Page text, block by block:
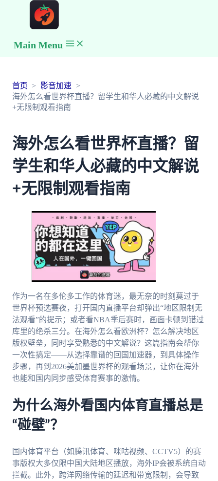
Main Menu
首页
影音加速
海外怎么看世界杯直播？留学生和华人必藏的中文解说
+无限制观看指南
海外怎么看世界杯直播？留
学生和华人必藏的中文解说
+无限制观看指南
作为一名在多伦多工作的体育迷，最无奈的时刻莫过于
世界杯预选赛夜，打开国内直播平台却弹出“地区限制无
法观看”的提示；或者看NBA季后赛时，画面卡顿到错过
库里的绝杀三分。在海外怎么看欧洲杯？怎么解决地区
版权壁垒，同时享受熟悉的中文解说？这篇指南会帮你
一次性搞定——从选择靠谱的回国加速器，到具体操作
步骤，再到2026美加墨世界杯的观看场景，让你在海外
也能和国内同步感受体育赛事的激情。
为什么海外看国内体育直播总是
“碰壁”？
国内体育平台（如腾讯体育、咪咕视频、CCTV5）的赛
事版权大多仅限中国大陆地区播放，海外IP会被系统自动
拦截。此外，跨洋网络传输的延迟和带宽限制，会导致